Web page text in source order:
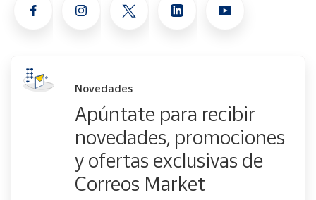
Novedades
Apúntate para recibir
novedades, promociones
y ofertas exclusivas de
Correos Market